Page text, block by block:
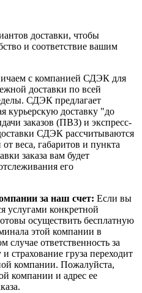
доставки, чтобы
и соответствие вашим
с компанией СДЭК для
доставки по всей
СДЭК предлагает
курьерскую доставку "до
заказов (ПВЗ) и экспресс-
СДЭК рассчитываются
веса, габаритов и пункта
заказа вам будет
его
за наш счет: Если вы
услугами конкретной
осуществить бесплатную
этой компании в
случае ответственность за
страхование груза переходит
компании. Пожалуйста,
компании и адрес ее